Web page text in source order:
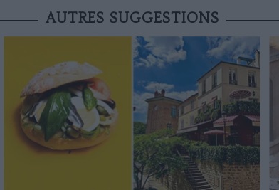
AUTRES SUGGESTIONS